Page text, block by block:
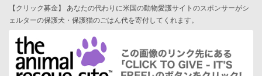
【クリック募金】 あなたの代わりに米国の動物愛護サイトのスポンサーがシ
ェルターの保護犬・保護猫のごはん代を寄付してくれます。